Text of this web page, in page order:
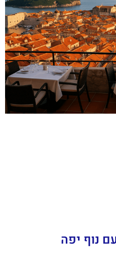
נוף יפה